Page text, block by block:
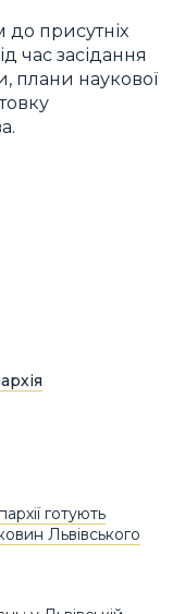
до присутніх
час засідання
плани наукової
готують
Львівського